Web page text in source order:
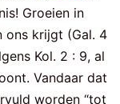
Groeien in
ons krijgt (Gal. 4
Kol. 2 : 9, al
Vandaar dat
worden “tot